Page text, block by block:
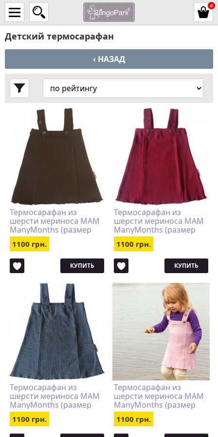
0
Детский термосарафан
‹ НАЗАД
Термосарафан из
шерсти мериноса MAM
ManyMonths (размер
62-92/98, коричневый)
1100 грн.
КУПИТЬ
Термосарафан из
шерсти мериноса MAM
ManyMonths (размер
62-92/98, бордовый)
1100 грн.
КУПИТЬ
Термосарафан из
шерсти мериноса MAM
ManyMonths (размер
62-92/98, серый)
1100 грн.
Термосарафан из
шерсти мериноса MAM
ManyMonths (размер
62-92/98, розовый)
1100 грн.